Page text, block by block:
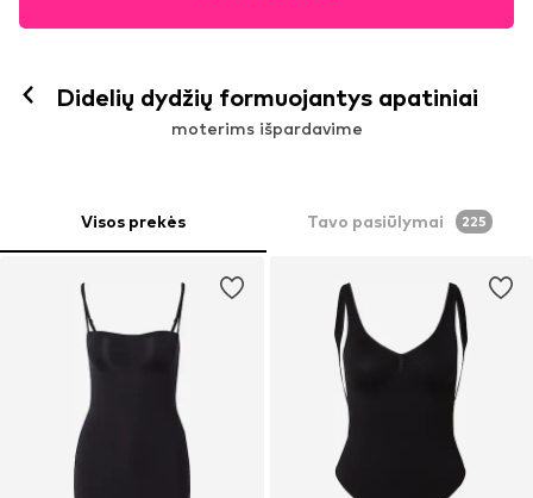
Didelių dydžių formuojantys apatiniai
moterims išpardavime
Visos prekės Tavo pasiūlymai 225